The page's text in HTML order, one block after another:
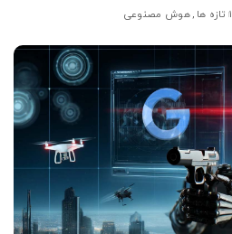
تازه ها هوش مصنوعی